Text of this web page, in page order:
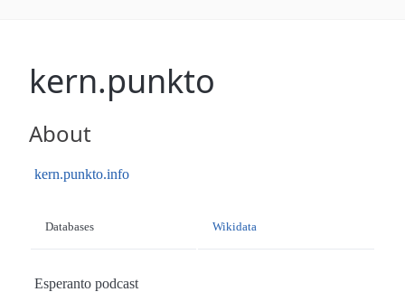
kern.punkto
About
kern.punkto.info
Databases Wikidata
Esperanto podcast